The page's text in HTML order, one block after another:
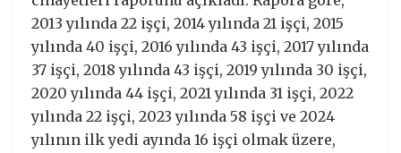
2013 yılında 22 işçi, 2014 yılında 21 işçi, 2015
yılında 40 işçi, 2016 yılında 43 işçi, 2017 yılında
37 işçi, 2018 yılında 43 işçi, 2019 yılında 30 işçi,
2020 yılında 44 işçi, 2021 yılında 31 işçi, 2022
yılında 22 işçi, 2023 yılında 58 işçi ve 2024
yılının ilk yedi ayında 16 işçi olmak üzere,